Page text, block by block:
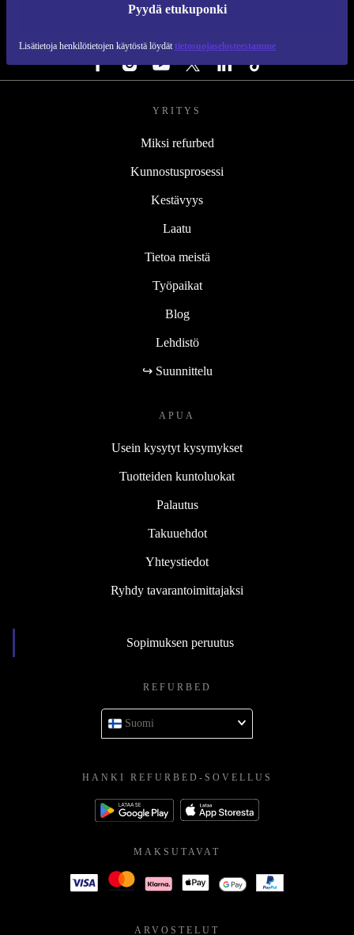
Pyydä etukuponki
Lisätietoja henkilötietojen käytöstä löydät tietosuojaselosteestamme
YRITYS
Miksi refurbed
Kunnostusprosessi
Kestävyys
Laatu
Tietoa meistä
Työpaikat
Blog
Lehdistö
↪ Suunnittelu
APUA
Usein kysytyt kysymykset
Tuotteiden kuntoluokat
Palautus
Takuuehdot
Yhteystiedot
Ryhdy tavarantoimittajaksi
Sopimuksen peruutus
REFURBED
Suomi
HANKI REFURBED-SOVELLUS
MAKSUTAVAT
ARVOSTELUT